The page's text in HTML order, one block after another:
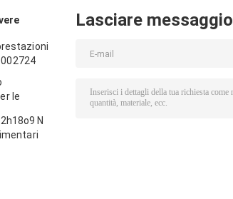
le
N
Lasciare messaggio